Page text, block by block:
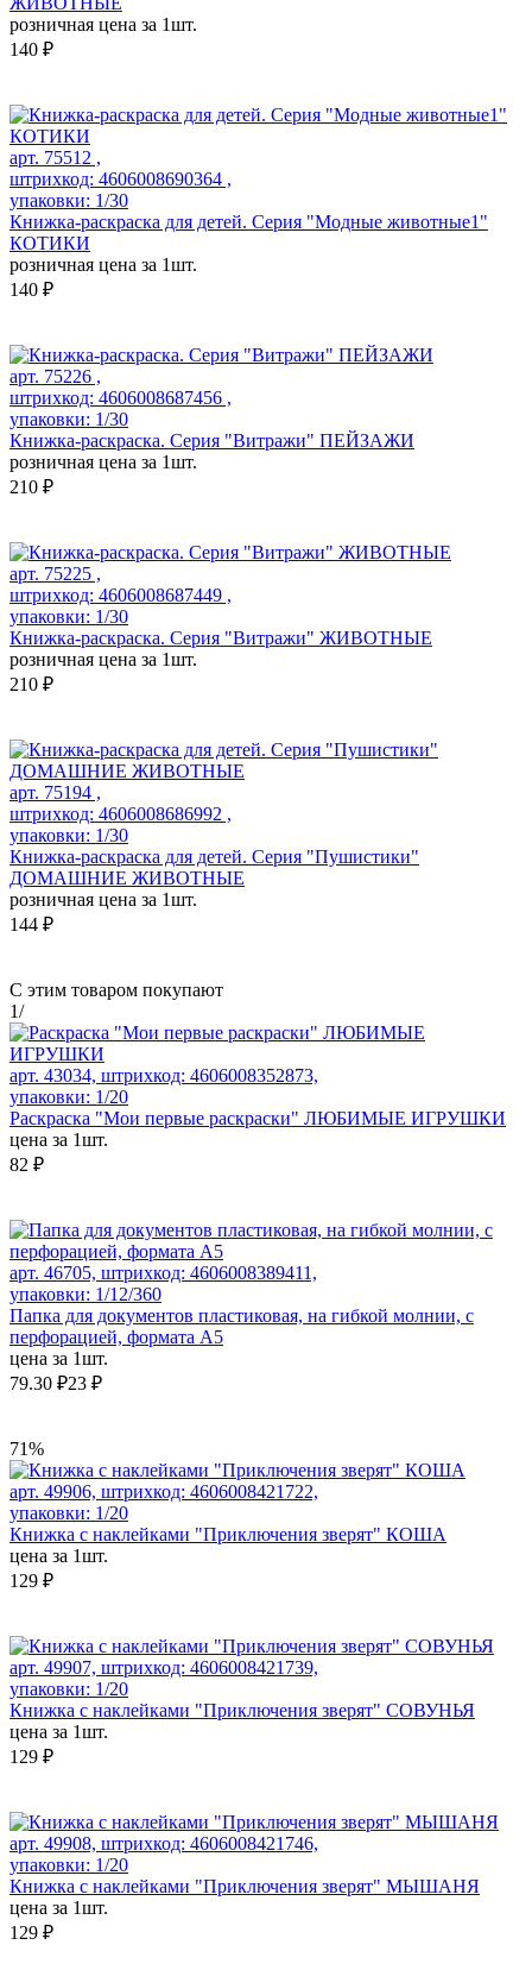
розничная цена за 1шт.
140 ₽
арт. 75512 ,
штрихкод: 4606008690364 ,
упаковки: 1/30
Книжка-раскраска для детей. Серия "Модные животные1"
КОТИКИ
розничная цена за 1шт.
140 ₽
арт. 75226 ,
штрихкод: 4606008687456 ,
упаковки: 1/30
Книжка-раскраска. Серия "Витражи" ПЕЙЗАЖИ
розничная цена за 1шт.
210 ₽
арт. 75225 ,
штрихкод: 4606008687449 ,
упаковки: 1/30
Книжка-раскраска. Серия "Витражи" ЖИВОТНЫЕ
розничная цена за 1шт.
210 ₽
арт. 75194 ,
штрихкод: 4606008686992 ,
упаковки: 1/30
Книжка-раскраска для детей. Серия "Пушистики"
ДОМАШНИЕ ЖИВОТНЫЕ
розничная цена за 1шт.
144 ₽
С этим товаром покупают
1/
арт. 43034, штрихкод: 4606008352873,
упаковки: 1/20
Раскраска "Мои первые раскраски" ЛЮБИМЫЕ ИГРУШКИ
цена за 1шт.
82 ₽
арт. 46705, штрихкод: 4606008389411,
упаковки: 1/12/360
Папка для документов пластиковая, на гибкой молнии, с
перфорацией, формата А5
цена за 1шт.
79.30 ₽23 ₽
71%
арт. 49906, штрихкод: 4606008421722,
упаковки: 1/20
Книжка с наклейками "Приключения зверят" КОША
цена за 1шт.
129 ₽
арт. 49907, штрихкод: 4606008421739,
упаковки: 1/20
Книжка с наклейками "Приключения зверят" СОВУНЬЯ
цена за 1шт.
129 ₽
арт. 49908, штрихкод: 4606008421746,
упаковки: 1/20
Книжка с наклейками "Приключения зверят" МЫШАНЯ
цена за 1шт.
129 ₽